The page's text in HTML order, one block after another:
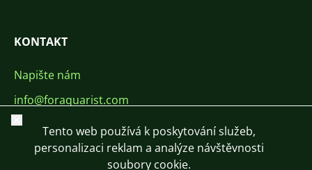
KONTAKT
Napište nám
info@foraquarist.com
+420 603 449 602
Zavřít
Tento web používá k poskytování služeb,
personalizaci reklam a analýze návštěvnosti
soubory cookie.